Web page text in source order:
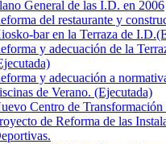
General de las I.D. en 2006
del restaurante y
bar en la Terraza de
y adecuación de la
y adecuación a
de Verano. (Ejecutada)
Centro de
de Reforma de las